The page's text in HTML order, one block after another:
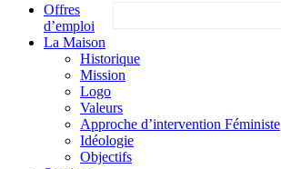
Offres
d’emploi
La Maison
Historique
Mission
Logo
Valeurs
Approche d’intervention Féministe
Idéologie
Objectifs